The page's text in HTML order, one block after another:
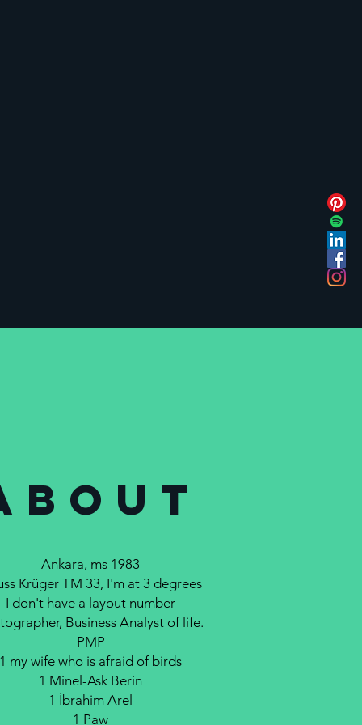
Ankara, ms 1983
Krüger TM 33, I'm at 3 degrees
I don't have a layout number
Business Analyst of life.
PMP
1 my wife who is afraid of birds
1 Minel-Ask Berin
1 İbrahim Arel
1 Paw